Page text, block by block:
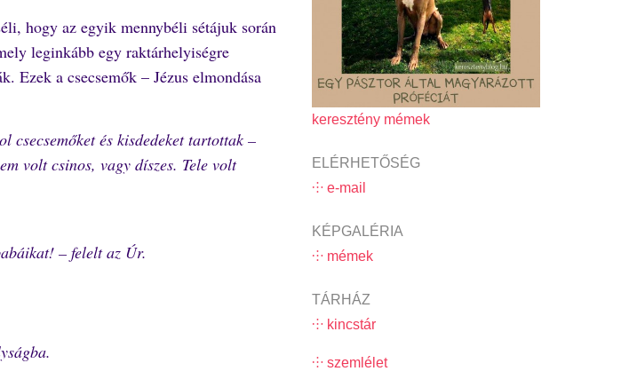
hogy az egyik mennybéli sétájuk során
leginkább egy raktárhelyiségre
Ezek a csecsemők – Jézus elmondása
és kisdedeket tartottak –
volt csinos, vagy díszes. Tele volt
– felelt az Úr.
keresztény mémek
ELÉRHETŐSÉG
⸭ e-mail
KÉPGALÉRIA
⸭ mémek
TÁRHÁZ
⸭ kincstár
⸭ szemlélet